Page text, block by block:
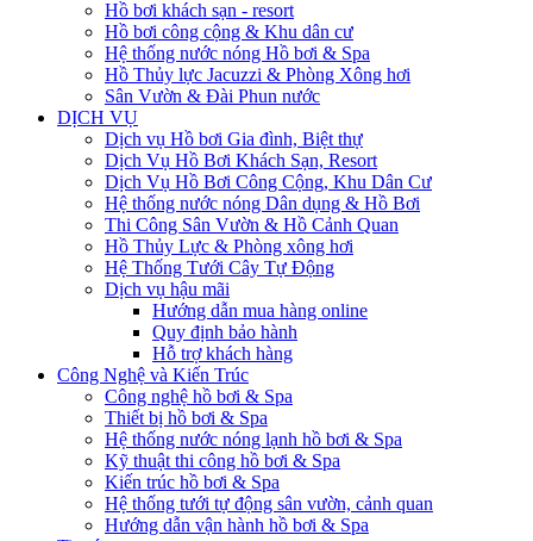
Hồ bơi khách sạn - resort
Hồ bơi công cộng & Khu dân cư
Hệ thống nước nóng Hồ bơi & Spa
Hồ Thủy lực Jacuzzi & Phòng Xông hơi
Sân Vườn & Đài Phun nước
DỊCH VỤ
Dịch vụ Hồ bơi Gia đình, Biệt thự
Dịch Vụ Hồ Bơi Khách Sạn, Resort
Dịch Vụ Hồ Bơi Công Cộng, Khu Dân Cư
Hệ thống nước nóng Dân dụng & Hồ Bơi
Thi Công Sân Vườn & Hồ Cảnh Quan
Hồ Thủy Lực & Phòng xông hơi
Hệ Thống Tưới Cây Tự Động
Dịch vụ hậu mãi
Hướng dẫn mua hàng online
Quy định bảo hành
Hỗ trợ khách hàng
Công Nghệ và Kiến Trúc
Công nghệ hồ bơi & Spa
Thiết bị hồ bơi & Spa
Hệ thống nước nóng lạnh hồ bơi & Spa
Kỹ thuật thi công hồ bơi & Spa
Kiến trúc hồ bơi & Spa
Hệ thống tưới tự động sân vườn, cảnh quan
Hướng dẫn vận hành hồ bơi & Spa